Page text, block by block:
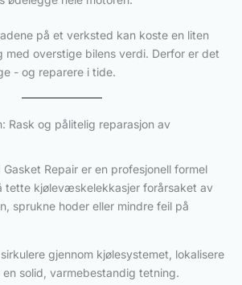
på et verksted kan koste en liten
med overstige bilens verdi. Derfor er det
- og reparere i tide.
Rask og pålitelig reparasjon av
Repair er en profesjonell formel
tette kjølevæskelekkasjer forårsaket av
sprukne hoder eller mindre feil på
gjennom kjølesystemet, lokalisere
solid, varmebestandig tetning.